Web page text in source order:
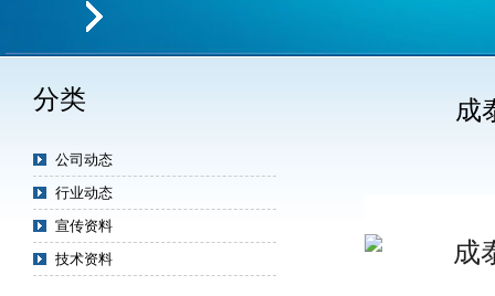
成
分类
公司动态
行业动态
宣传资料
技术资料